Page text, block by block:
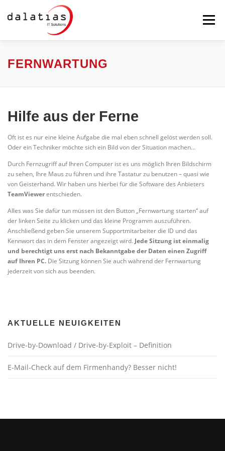
Inhalt
Menü
STARTSEITE DALATIAS
SERVICE FERNWARTUNG
FERNWARTUNG
Hilfe aus der Ferne
Oft ist es nur eine kleine Aufgabe die mal eben schnell gelöst werden soll.
Oder ein Techniker möchte sich ein Bild von der Situation machen…
Durch Fernzugriff auf Ihren Computer ist es uns möglich Ihren Bildschirm
zu sehen, Ihre Maus zu führen und ihre Tastatur zu benutzen – quasi wie
von Geisterhand. Wir haben uns hierbei für die Software des Anbieters
TeamViewerentschieden.
Alles was Sie dafür tun müssen ist den Button „Fernwartung starten“ auf
der linken Seite zu klicken und das kleine Programm auszuführen.
Anschließend geben Sie unserem Supportmitarbeiter die ID und das
Kennwort das in dem Fenster angezeigt wird. Jede Sitzung ist einmalig
und berechtigt uns erst nach Bekanntgabe der Daten einen Zugriff
auf Ihren PC. Die Sitzung können Sie auch während der Fernwartung
jederzeit von sich aus beenden.
AKTUELLE NEUIGKEITEN
Drive-by-Download / Drive-by-Exploit – Definition
E-Mail-Check auf dem Firmenhandy? Besser nicht!